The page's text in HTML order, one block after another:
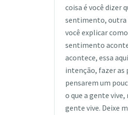
coisa é você dizer
sentimento, outra
você explicar
sentimento
acontece, essa
intenção, fazer as
pensarem um
o que a gente vive,
gente vive. Deixe